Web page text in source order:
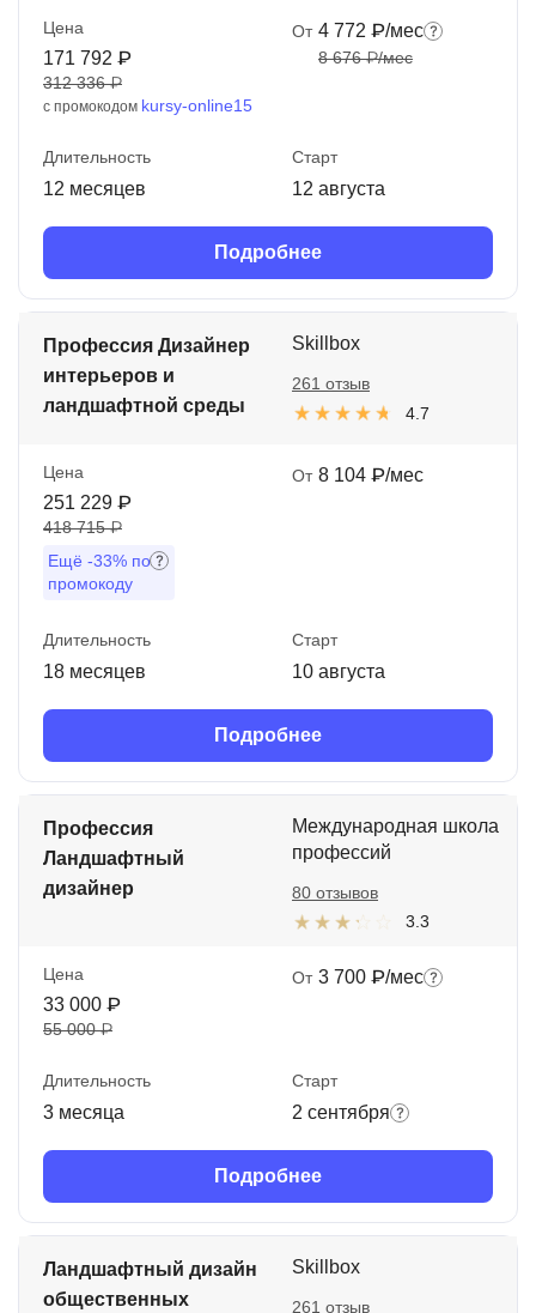
Цена
171 792 ₽
312 336 ₽
с промокодом kursy-online15
От 4 772 ₽/мес
8 676 ₽/мес
Длительность
12 месяцев
Старт
12 августа
Подробнее
Профессия Дизайнер
интерьеров и
ландшафтной среды
Skillbox
4.7
261 отзыв
Цена
251 229 ₽
418 715 ₽
Ещё -33% по
промокоду
От 8 104 ₽/мес
Длительность
18 месяцев
Старт
10 августа
Подробнее
Профессия
Ландшафтный
дизайнер
Международная школа
профессий
3.3
80 отзывов
Цена
33 000 ₽
55 000 ₽
От 3 700 ₽/мес
Длительность
3 месяца
Старт
2 сентября
Подробнее
Ландшафтный дизайн
общественных
Skillbox
261 отзыв